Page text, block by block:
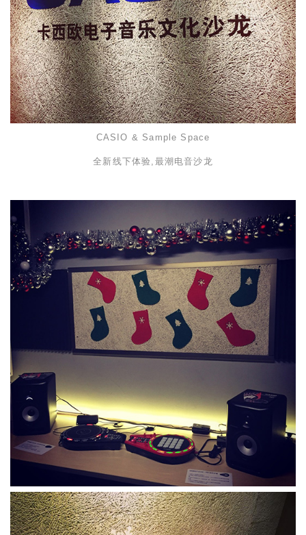
CASIO & Sample Space
全新线下体验,最潮电音沙龙